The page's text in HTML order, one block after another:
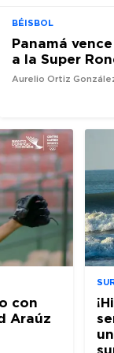
BÉISBOL
Panamá
a la Super
Aurelio Ortiz
con
Araúz